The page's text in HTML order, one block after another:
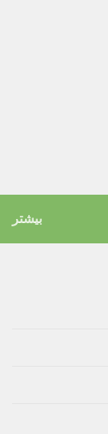
بیشتر